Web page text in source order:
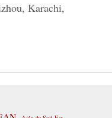
, Karachi,